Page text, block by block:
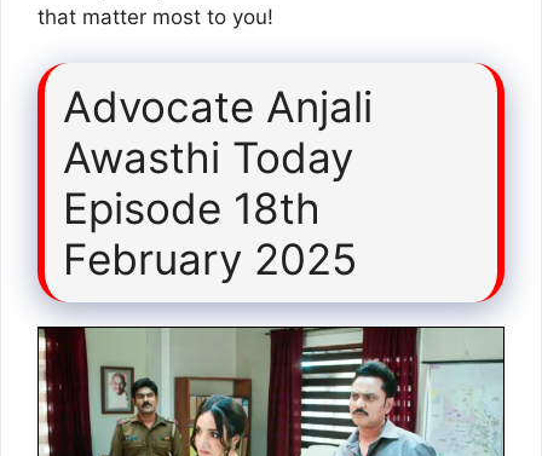
that matter most to you!
Advocate Anjali
Awasthi Today
Episode 18th
February 2025